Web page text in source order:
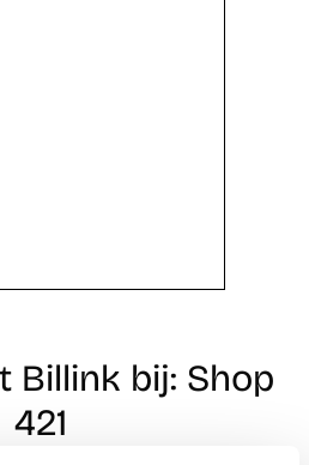
Billink bij: Shop
421